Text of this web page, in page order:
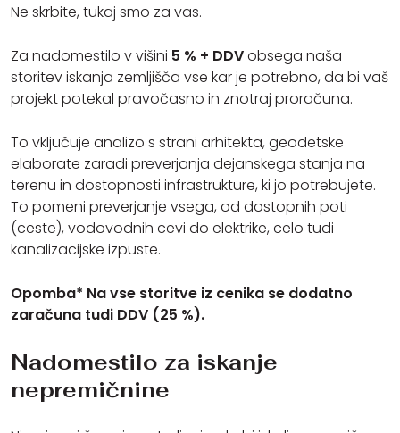
Ne skrbite, tukaj smo za vas.
Za nadomestilo v višini 5 % + DDVobsega naša
storitev iskanja zemljišča vse kar je potrebno, da bi vaš
projekt potekal pravočasno in znotraj proračuna.
To vključuje analizo s strani arhitekta, geodetske
elaborate zaradi preverjanja dejanskega stanja na
terenu in dostopnosti infrastrukture, ki jo potrebujete.
To pomeni preverjanje vsega, od dostopnih poti
(ceste), vodovodnih cevi do elektrike, celo tudi
kanalizacijske izpuste.
Opomba* Na vse storitve iz cenika se dodatno
zaračuna tudi DDV (25 %).
Nadomestilo za iskanje
nepremičnine